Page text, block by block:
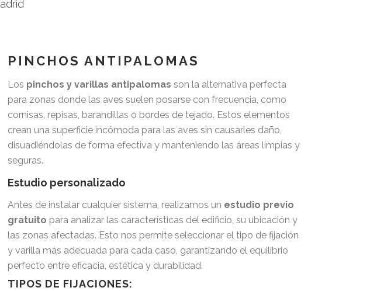
PINCHOS ANTIPALOMAS
Los pinchos y varillas antipalomas son la alternativa perfecta
para zonas donde las aves suelen posarse con frecuencia, como
cornisas, repisas, barandillas o bordes de tejado. Estos elementos
crean una superficie incómoda para las aves sin causarles daño,
disuadiéndolas de forma efectiva y manteniendo las áreas limpias y
seguras.
Estudio personalizado
Antes de instalar cualquier sistema, realizamos un estudio previo
gratuito para analizar las características del edificio, su ubicación y
las zonas afectadas. Esto nos permite seleccionar el tipo de fijación
y varilla más adecuada para cada caso, garantizando el equilibrio
perfecto entre eficacia, estética y durabilidad.
TIPOS DE FIJACIONES: